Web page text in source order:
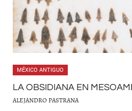
MÉXICO ANTIGUO
LA OBSIDIANA EN
ALEJANDRO PASTRANA